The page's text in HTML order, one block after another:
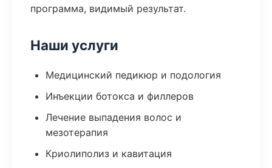
программа, видимый результат.
Наши услуги
Медицинский педикюр и подология
Инъекции ботокса и филлеров
Лечение выпадения волос и
мезотерапия
Криолиполиз и кавитация